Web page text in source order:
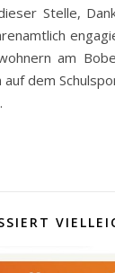
Stelle,
am
dem